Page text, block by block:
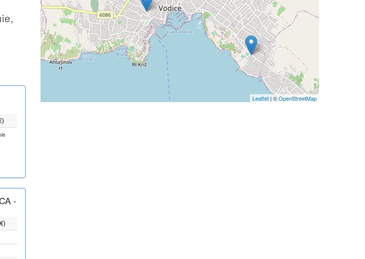
-
Leaflet | ©OpenStreetMap